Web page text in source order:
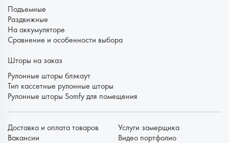
Подъемные
Раздвижные
На аккумуляторе
Сравнение и особенности выбора
Шторы на заказ
Рулонные шторы блэкаут
Тип кассетные рулонные шторы
Рулонные шторы Somfy для помещения
Доставка и оплата товаров
Вакансии
Услуги замерщика
Видео портфолио